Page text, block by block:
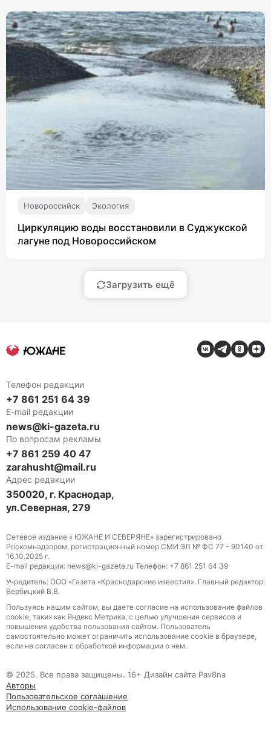
Новороссийск Экология
Циркуляцию воды восстановили в Суджукской
лагуне под Новороссийском
Загрузить ещё
Телефон редакции
+7 861 251 64 39
E-mail редакции
news@ki-gazeta.ru
По вопросам рекламы
+7 861 259 40 47
zarahusht@mail.ru
Адрес редакции
350020, г. Краснодар,
ул.Северная, 279
Сетевое издание « ЮЖАНЕ И СЕВЕРЯНЕ» зарегистрировано
Роскомнадзором, регистрационный номер СМИ ЭЛ № ФС 77 - 90140 от
16.10.2025 г.
E-mail редакции: news@ki-gazeta.ru Телефон: +7 861 251 64 39
Учредитель: ООО «Газета «Краснодарские известия». Главный редактор:
Вербицкий В.В.
Пользуясь нашим сайтом, вы даете согласие на использование файлов
сооkіе, таких как Яндекс Метрика, с целью улучшения сервисов и
повышения удобства пользования сайтом. Пользователь
самостоятельно может ограничить использование сооkіе в браузере,
если не согласен с обработкой информации о нем.
© 2025. Все права защищены. 16+ Дизайн сайта Pav8na
Авторы
Пользовательское соглашение
Использование cookie-файлов